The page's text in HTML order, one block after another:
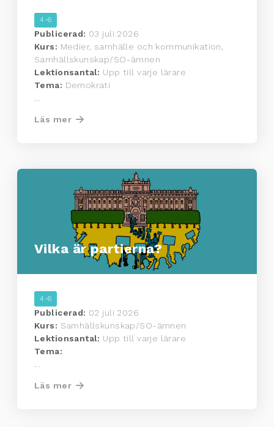
4-6
Publicerad: 03 juli 2026
Kurs: Medier, samhälle och kommunikation,
Samhällskunskap/SO-ämnen
Lektionsantal: Upp till varje lärare
Tema: Demokrati
...
Läs mer
Vilka är partierna?
4-6
Publicerad: 02 juli 2026
Kurs: Samhällskunskap/SO-ämnen
Lektionsantal: Upp till varje lärare
Tema:
Läs mer